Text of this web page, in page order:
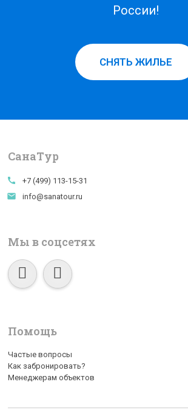
России!
СНЯТЬ ЖИЛЬЕ
СанаTур
call +7 (499) 113-15-31
email info@sanatour.ru
Мы в соцсетях
Помощь
Частые вопросы
Как забронировать?
Менеджерам объектов